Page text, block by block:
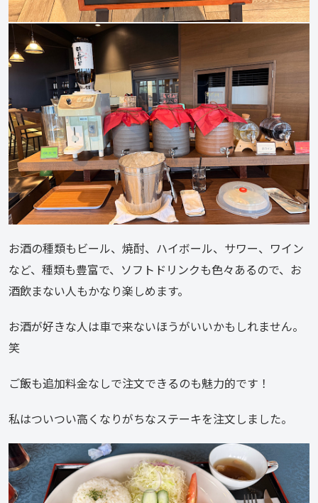
お酒の種類もビール、焼酎、ハイボール、サワー、ワイン
など、種類も豊富で、ソフトドリンクも色々あるので、お
酒飲まない人もかなり楽しめます。
お酒が好きな人は車で来ないほうがいいかもしれません。
笑
ご飯も追加料金なしで注文できるのも魅力的です！
私はついつい高くなりがちなステーキを注文しました。